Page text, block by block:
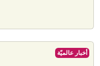
أخبار عالميّة